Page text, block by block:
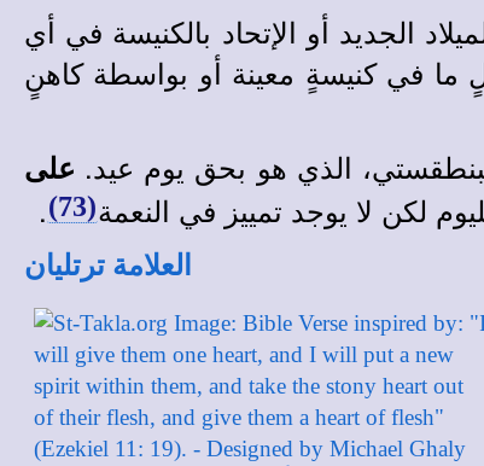
الجديد أو الإتحاد بالكنيسة في أي
ما في كنيسةٍ معينة أو بواسطة كاهنٍ
الذي هو بحق يوم عيد. على
لكن لا يوجد تمييز في النعمة(73)
.
العلامة ترتليان